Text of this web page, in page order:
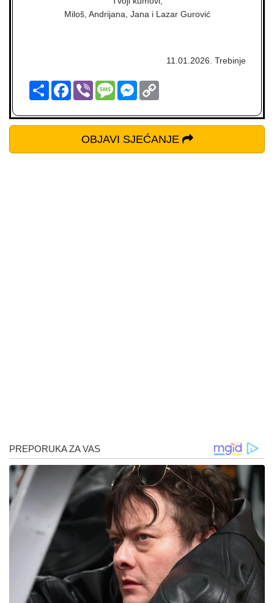
Miloš, Andrijana, Jana i Lazar Gurović
11.01.2026. Trebinje
PodijeliFacebook
Viber MessageMessenger
OBJAVI SJEĆANJE